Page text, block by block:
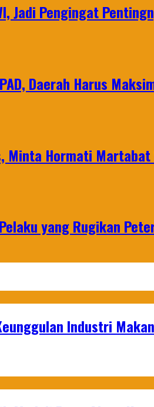
Jadi Pengingat
Daerah Harus
Minta Hormati
yang Rugikan
Industri